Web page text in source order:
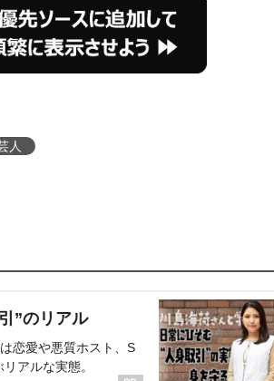
人
”のリアル
恋愛や悪質ホスト、S
アルな実態。